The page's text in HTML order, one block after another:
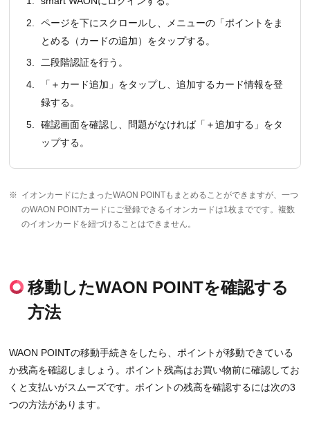
2.
ページを下にスクロールし、メニューの「ポイントをま
とめる（カードの追加）をタップする。
3.
二段階認証を行う。
4.
「＋カード追加」をタップし、追加するカード情報を登
録する。
5.
確認画面を確認し、問題がなければ「＋追加する」をタ
ップする。
※ イオンカードにたまったWAON POINTもまとめることができますが、一つ
のWAON POINTカードにご登録できるイオンカードは1枚までです。複数
のイオンカードを紐づけることはできません。
移動したWAON POINTを確認する
方法
WAON POINTの移動手続きをしたら、ポイントが移動できている
か残高を確認しましょう。ポイント残高はお買い物前に確認してお
くと支払いがスムーズです。ポイントの残高を確認するには次の3
つの方法があります。